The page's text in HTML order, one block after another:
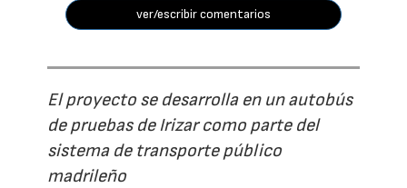
ver/escribir comentarios
El proyecto se desarrolla en un autobús
de pruebas de Irizar como parte del
sistema de transporte público
madrileño